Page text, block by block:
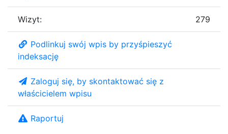
Wizyt: 279
Podlinkuj swój wpis by przyśpieszyć
indeksację
Zaloguj się, by skontaktować się z
właścicielem wpisu
Raportuj